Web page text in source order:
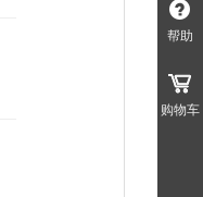
帮助
购物车